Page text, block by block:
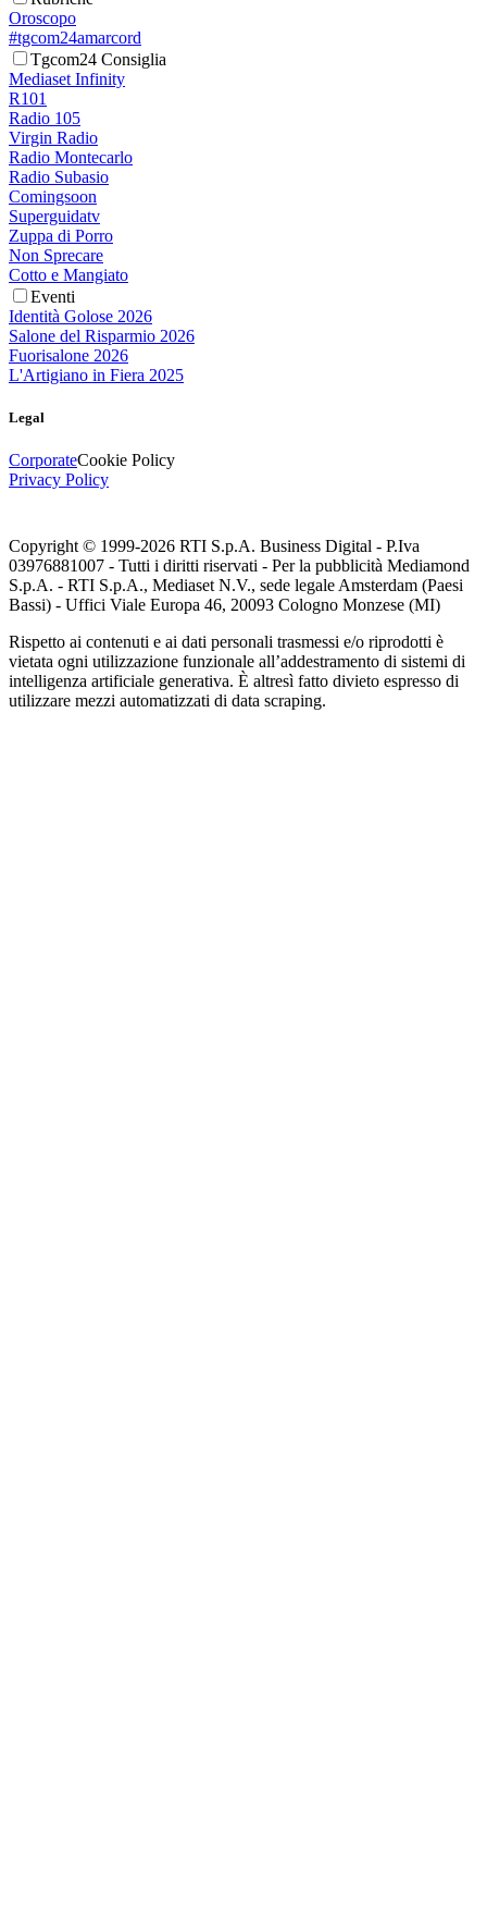
Oroscopo
#tgcom24amarcord
Tgcom24 Consiglia
Mediaset Infinity
R101
Radio 105
Virgin Radio
Radio Montecarlo
Radio Subasio
Comingsoon
Superguidatv
Zuppa di Porro
Non Sprecare
Cotto e Mangiato
Eventi
Identità Golose 2026
Salone del Risparmio 2026
Fuorisalone 2026
L'Artigiano in Fiera 2025
Legal
CorporateCookie Policy
Privacy Policy
Copyright © 1999-2026 RTI S.p.A. Business Digital - P.Iva
03976881007 - Tutti i diritti riservati - Per la pubblicità Mediamond
S.p.A. - RTI S.p.A., Mediaset N.V., sede legale Amsterdam (Paesi
Bassi) - Uffici Viale Europa 46, 20093 Cologno Monzese (MI)
Rispetto ai contenuti e ai dati personali trasmessi e/o riprodotti è
vietata ogni utilizzazione funzionale all’addestramento di sistemi di
intelligenza artificiale generativa. È altresì fatto divieto espresso di
utilizzare mezzi automatizzati di data scraping.